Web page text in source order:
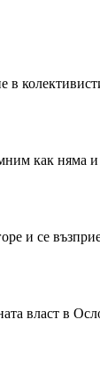
как няма
и се
власт в